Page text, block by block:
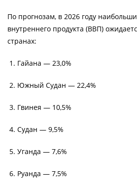
По прогнозам, в 2026 году
внутреннего продукта (ВВП)
странах:
1. Гайана — 23,0%
2. Южный Судан — 22,4%
3. Гвинея — 10,5%
4. Судан — 9,5%
5. Уганда — 7,6%
6. Руанда — 7,5%